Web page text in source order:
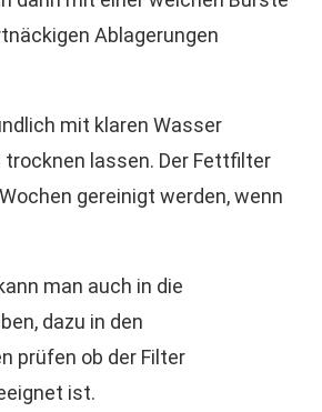
Ablagerungen
mit klaren Wasser
trocknen lassen. Der Fettfilter
gereinigt werden, wenn
man auch in die
dazu in den
prüfen ob der Filter
ist.